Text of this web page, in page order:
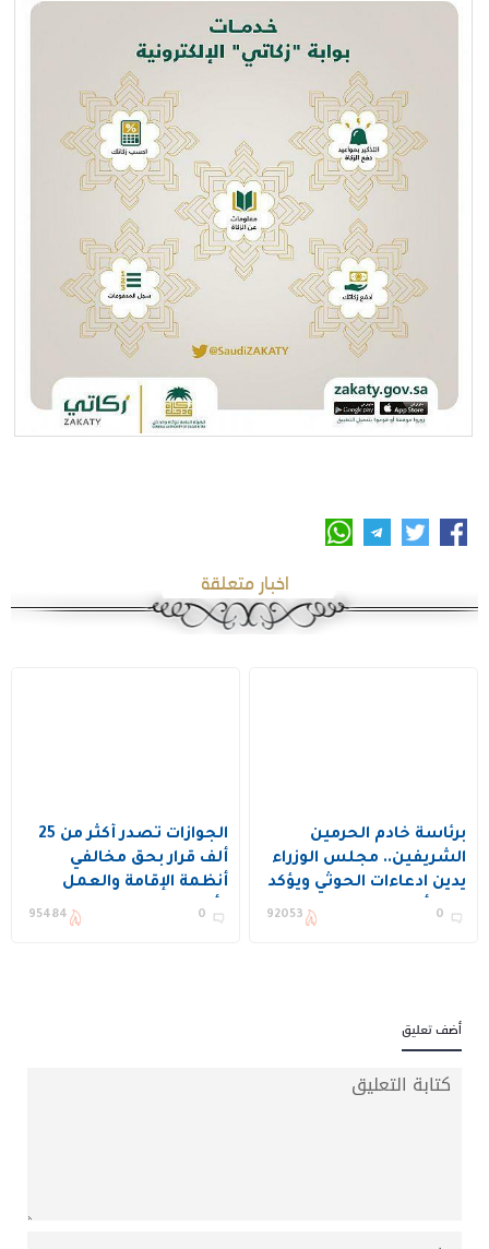
اخبار متعلقة
برئاسة خادم الحرمين
الشريفين.. مجلس الوزراء
يدين ادعاءات الحوثي ويؤكد
دعم أمن المنطقة
0
92053
الجوازات تصدر أكثر من 25
ألف قرار بحق مخالفي
أنظمة الإقامة والعمل
وأمن الحدود
0
95484
أضف تعليق